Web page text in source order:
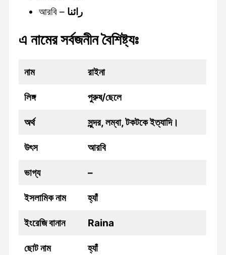
আরবি – رائنا
এ নামের সর্বজনীন বৈশিষ্ট্যঃ
নাম রাইনা
লিঙ্গ পুরুষ/ছেলে
অর্থ সুন্দর, লম্বা, টকটকে ইত্যাদি।
উৎস আরবি
ভাগ্য –
ইসলামিক নাম হ্যাঁ
ইংরেজি বানান Raina
ছোট নাম হ্যাঁ